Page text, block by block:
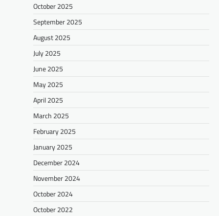
October 2025
September 2025
August 2025
July 2025
June 2025
May 2025
April 2025
March 2025
February 2025
January 2025
December 2024
November 2024
October 2024
October 2022